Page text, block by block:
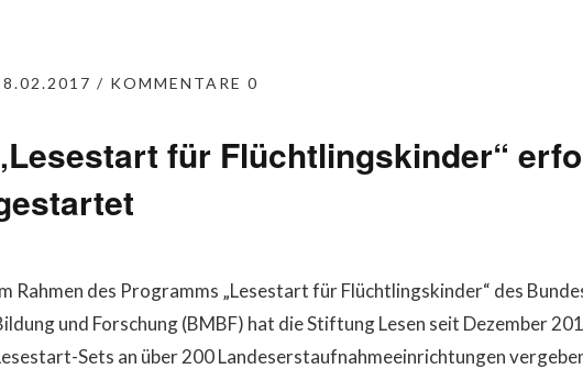
KOMMENTARE 0
für Flüchtlingskinder“
Rahmen des Programms „Lesestart für Flüchtlingskinder“ des
und Forschung (BMBF) hat die Stiftung Lesen seit Dezember
Sets an über 200 Landeserstaufnahmeeinrichtungen